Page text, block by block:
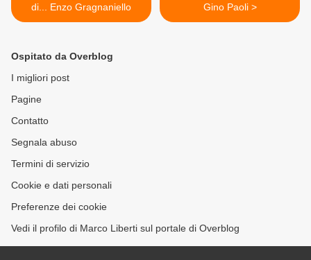
di... Enzo Gragnaniello
Gino Paoli >
Ospitato da Overblog
I migliori post
Pagine
Contatto
Segnala abuso
Termini di servizio
Cookie e dati personali
Preferenze dei cookie
Vedi il profilo di Marco Liberti sul portale di Overblog